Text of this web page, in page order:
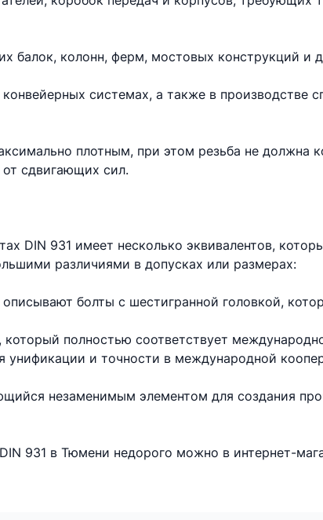
балок, колонн, ферм, мостовых конструкций и
системах, а также в производстве
плотным, при этом резьба не должна
сдвигающих сил.
DIN 931 имеет несколько эквивалентов,
различиями в допусках или размерах:
болты с шестигранной головкой,
полностью соответствует
унификации и точности в международной
незаменимым элементом для создания
931 в Тюмени недорого можно в интернет-